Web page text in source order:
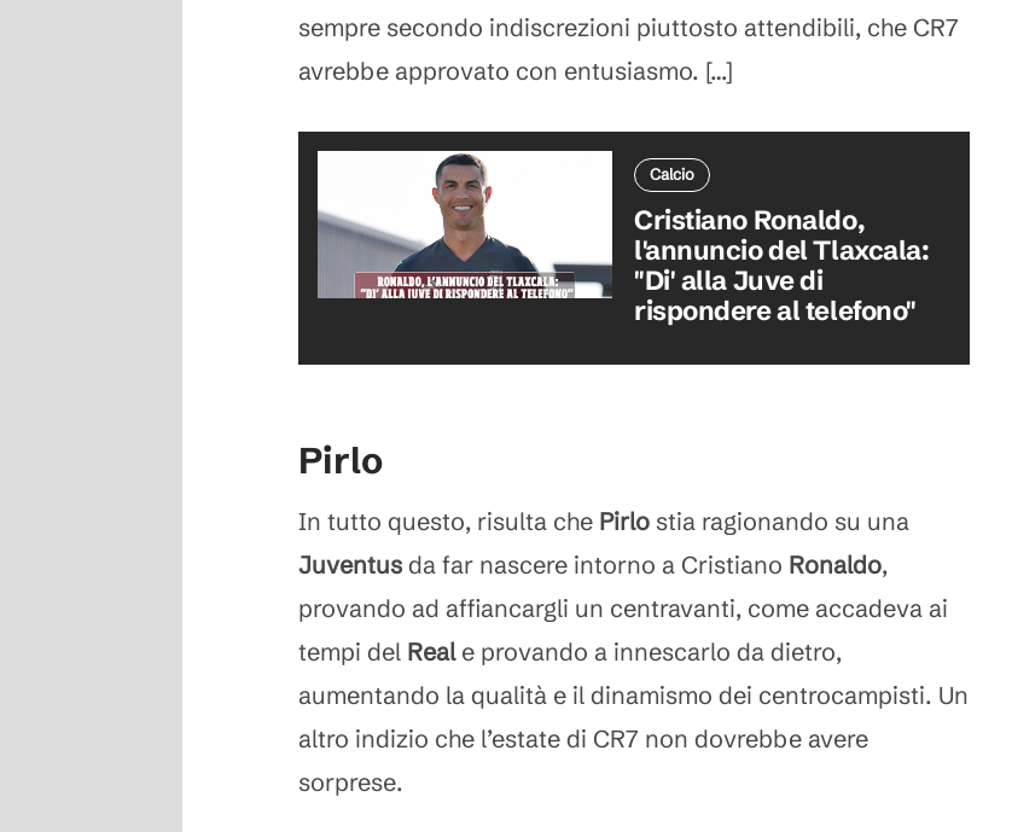
sempre secondo indiscrezioni piuttosto attendibili, che CR7
avrebbe approvato con entusiasmo. […]
Calcio
Cristiano Ronaldo,
l'annuncio del Tlaxcala:
"Di' alla Juve di
rispondere al telefono"
Pirlo
In tutto questo, risulta che Pirlo stia ragionando su una
Juventus da far nascere intorno a Cristiano Ronaldo,
provando ad affiancargli un centravanti, come accadeva ai
tempi del Reale provando a innescarlo da dietro,
aumentando la qualità e il dinamismo dei centrocampisti. Un
altro indizio che l’estate di CR7 non dovrebbe avere
sorprese.